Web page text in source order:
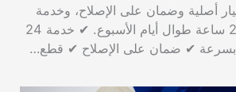
أصلية وضمان على الإصلاح، وخدمة
منزلية على مدار 24 ساعة طوال أيام الأسبوع. ✔ خدمة 24
✔ ضمان على الإصلاح ✔ قطع…